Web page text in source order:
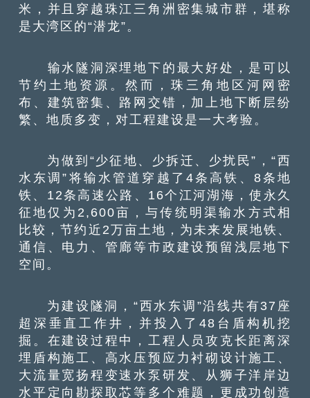
米，并且穿越珠江三角洲密集城市群，堪称
是大湾区的“潜龙”。
输水隧洞深埋地下的最大好处，是可以
节约土地资源。然而，珠三角地区河网密
布、建筑密集、路网交错，加上地下断层纷
繁、地质多变，对工程建设是一大考验。
为做到“少征地、少拆迁、少扰民”，“西
水东调”将输水管道穿越了4条高铁、8条地
铁、12条高速公路、16个江河湖海，使永久
征地仅为2,600亩，与传统明渠输水方式相
比较，节约近2万亩土地，为未来发展地铁、
通信、电力、管廊等市政建设预留浅层地下
空间。
为建设隧洞，“西水东调”沿线共有37座
超深垂直工作井，并投入了48台盾构机挖
掘。在建设过程中，工程人员攻克长距离深
埋盾构施工、高水压预应力衬砌设计施工、
大流量宽扬程变速水泵研发、从狮子洋岸边
水平定向勘探取芯等多个难题，更成功创造